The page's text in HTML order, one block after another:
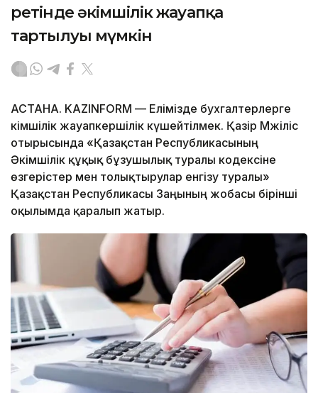
ретінде әкімшілік жауапқа
тартылуы мүмкін
АСТАНА. KAZINFORM — Елімізде бухгалтерлерге
әкімшілік жауапкершілік күшейтілмек. Қазір Мәжіліс
отырысында «Қазақстан Республикасының
Әкімшілік құқық бұзушылық туралы кодексіне
өзгерістер мен толықтырулар енгізу туралы»
Қазақстан Республикасы Заңының жобасы бірінші
оқылымда қаралып жатыр.